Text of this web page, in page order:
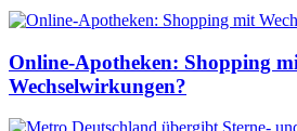
Online-Apotheken: Shopping
Wechselwirkungen?